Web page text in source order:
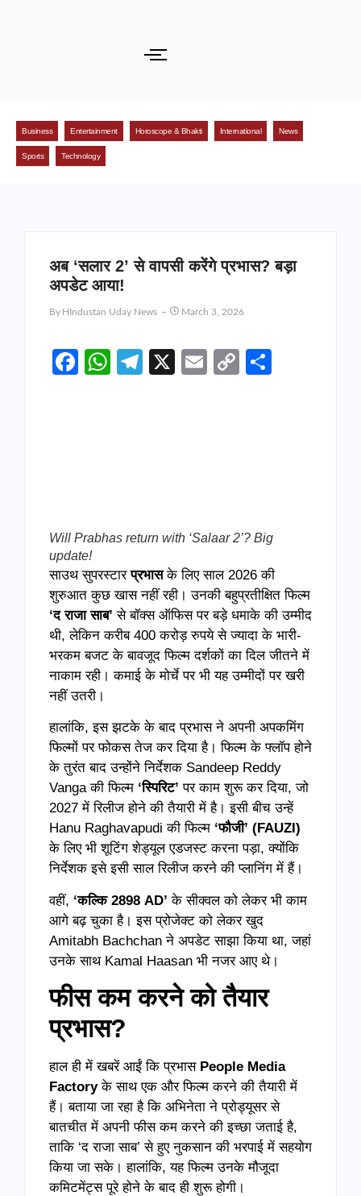
Business Entertainment Horoscope & Bhakti International News
Sports Technology
अब ‘सलार 2’ से वापसी करेंगे प्रभास? बड़ा
अपडेट आया!
By HIndustan Uday News March 3, 2026
Facebook
WhatsApp
Telegram
X EmailCopy
Will Prabhas return with ‘Salaar 2’? Big
update!
साउथ सुपरस्टारप्रभासके लिए साल 2026 की
शुरुआत कुछ खास नहीं रही। उनकी बहुप्रतीक्षित फिल्म
‘द राजा साब’ से बॉक्स ऑफिस पर बड़े धमाके की उम्मीद
थी, लेकिन करीब 400 करोड़ रुपये से ज्यादा के भारी-
भरकम बजट के बावजूद फिल्म दर्शकों का दिल जीतने में
नाकाम रही। कमाई के मोर्चे पर भी यह उम्मीदों पर खरी
नहीं उतरी।
हालांकि, इस झटके के बाद प्रभास ने अपनी अपकमिंग
फिल्मों पर फोकस तेज कर दिया है। फिल्म के फ्लॉप होने
के तुरंत बाद उन्होंने निर्देशक Sandeep Reddy
Vanga की फिल्म ‘स्पिरिट’ पर काम शुरू कर दिया, जो
2027 में रिलीज होने की तैयारी में है। इसी बीच उन्हें
Hanu Raghavapudi की फिल्म ‘फौजी’ (FAUZI)
के लिए भी शूटिंग शेड्यूल एडजस्ट करना पड़ा, क्योंकि
निर्देशक इसे इसी साल रिलीज करने की प्लानिंग में हैं।
वहीं, ‘कल्कि 2898 AD’ के सीक्वल को लेकर भी काम
आगे बढ़ चुका है। इस प्रोजेक्ट को लेकर खुद
Amitabh Bachchan ने अपडेट साझा किया था, जहां
उनके साथ Kamal Haasan भी नजर आए थे।
फीस कम करने को तैयार
प्रभास?
हाल ही में खबरें आईं कि प्रभास People Media
Factoryके साथ एक और फिल्म करने की तैयारी में
हैं। बताया जा रहा है कि अभिनेता ने प्रोड्यूसर से
बातचीत में अपनी फीस कम करने की इच्छा जताई है,
ताकि ‘द राजा साब’ से हुए नुकसान की भरपाई में सहयोग
किया जा सके। हालांकि, यह फिल्म उनके मौजूदा
कमिटमेंट्स पूरे होने के बाद ही शुरू होगी।